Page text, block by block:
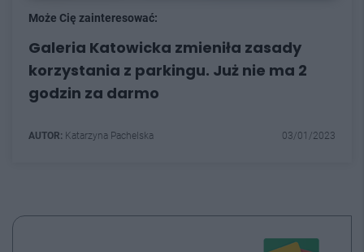
Może Cię zainteresować:
Galeria Katowicka zmieniła zasady
korzystania z parkingu. Już nie ma 2
godzin za darmo
AUTOR: Katarzyna Pachelska 03/01/2023